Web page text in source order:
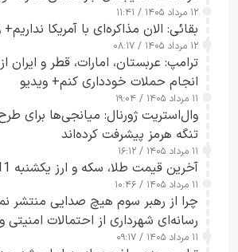
۱۲ مرداد ۱۴۰۵ / ۱۱:۴۱
بقائی: الان مذاکره‌ای با آمریکا
۱۲ مرداد ۱۴۰۵ / ۰۸:۱۷
ترامپ: عربستان، امارات، قطر و ایران
انجام حملات خودداری کنم+ ویدیو
۱۱ مرداد ۱۴۰۵ / ۱۹:۰۴
وال‌استریت ژورنال: میانجی‌ها برای
تنگه هرمز پیشرفت کرده‌اند
۱۱ مرداد ۱۴۰۵ / ۱۶:۱۲
آخرین قیمت طلا، سکه و ارز یکشنبه 11 مرداد+ جدول
۱۱ مرداد ۱۴۰۵ / ۱۰:۴۶
چرا از رهبر سوم هیچ صدایی منتشر
رسانه‌ای شهرداری از احتمالات امنیتی
جاسوسی گفت
۱۱ مرداد ۱۴۰۵ / ۰۹:۱۷